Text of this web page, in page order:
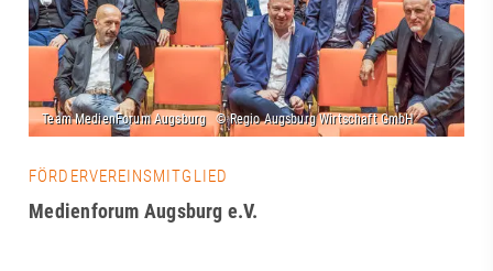
FÖRDERVEREINSMITGLIED
Medienforum Augsburg e.V.